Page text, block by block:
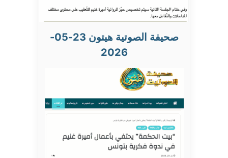
صحيفة الصوتية هيتون 23-05-
2026